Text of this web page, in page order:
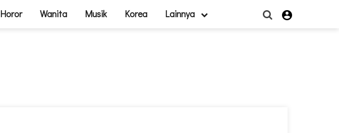
Horor Wanita Musik Korea Lainnya 